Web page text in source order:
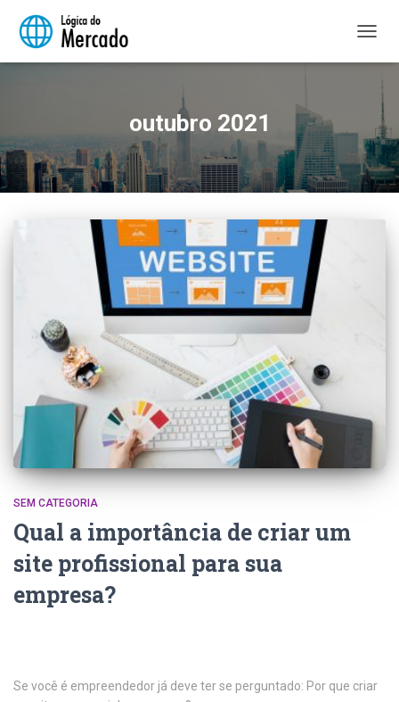
outubro 2021
SEM CATEGORIA
Qual a importância de criar um
site profissional para sua
empresa?
Se você é empreendedor já deve ter se perguntado: Por que criar